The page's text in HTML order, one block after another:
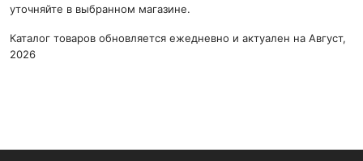
уточняйте в выбранном магазине.
Каталог товаров обновляется ежедневно и актуален на Август,
2026